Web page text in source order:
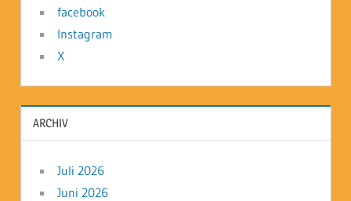
facebook
Instagram
X
ARCHIV
Juli 2026
Juni 2026